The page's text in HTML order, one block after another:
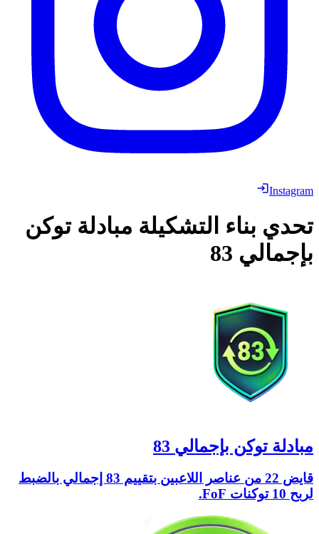
Instagram
تحدي بناء التشكيلة مبادلة توكن
بإجمالي 83
مبادلة توكن بإجمالي 83
قايض 22 من عناصر اللاعبين بتقييم 83 إجمالي بالضبط
لربح 10 توكنات FoF.